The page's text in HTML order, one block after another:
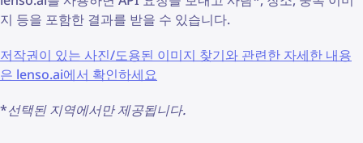
지 등을 포함한 결과를 받을 수 있습니다.
저작권이 있는 사진/도용된 이미지 찾기와 관련한 자세한 내용
은 lenso.ai에서 확인하세요
*선택된 지역에서만 제공됩니다.